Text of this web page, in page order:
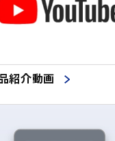
紹介動画